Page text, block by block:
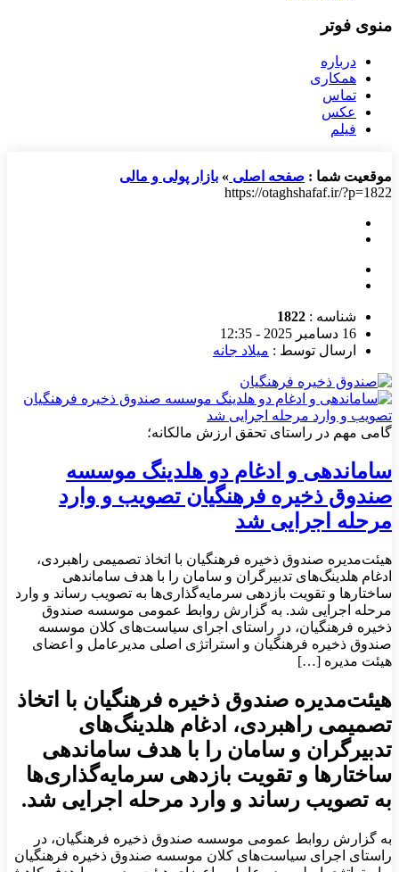
منوی فوتر
درباره
همکاری
تماس
عکس
فیلم
موقعیت شما : صفحه اصلی » بازار پولی و مالی
https://otaghshafaf.ir/?p=1822
شناسه : 1822
16 دسامبر 2025 - 12:35
ارسال توسط : میلاد جانه
گامی مهم در راستای تحقق ارزش مالکانه؛
ساماندهی و ادغام دو هلدینگ موسسه
صندوق ذخیره فرهنگیان تصویب و وارد
مرحله اجرایی شد
هیئت‌مدیره صندوق ذخیره فرهنگیان با اتخاذ تصمیمی راهبردی،
ادغام هلدینگ‌های تدبیرگران و سامان را با هدف ساماندهی
ساختارها و تقویت بازدهی سرمایه‌گذاری‌ها به تصویب رساند و وارد
مرحله اجرایی شد. به گزارش روابط عمومی موسسه صندوق
ذخیره فرهنگیان، در راستای اجرای سیاست‌های کلان موسسه
صندوق ذخیره فرهنگیان و استراتژی اصلی مدیرعامل و اعضای
هیئت مدیره […]
هیئت‌مدیره صندوق ذخیره فرهنگیان با اتخاذ
تصمیمی راهبردی، ادغام هلدینگ‌های
تدبیرگران و سامان را با هدف ساماندهی
ساختارها و تقویت بازدهی سرمایه‌گذاری‌ها
به تصویب رساند و وارد مرحله اجرایی شد.
به گزارش روابط عمومی موسسه صندوق ذخیره فرهنگیان، در
راستای اجرای سیاست‌های کلان موسسه صندوق ذخیره فرهنگیان